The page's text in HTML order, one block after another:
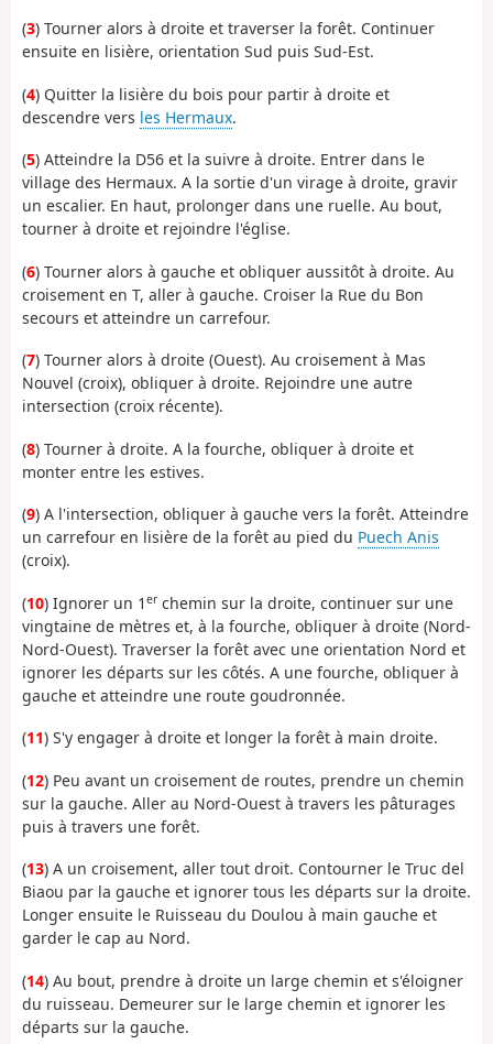
(3) Tourner alors à droite et traverser la forêt. Continuer
ensuite en lisière, orientation Sud puis Sud-Est.
(4) Quitter la lisière du bois pour partir à droite et
descendre vers les Hermaux.
(5) Atteindre la D56 et la suivre à droite. Entrer dans le
village des Hermaux. A la sortie d'un virage à droite, gravir
un escalier. En haut, prolonger dans une ruelle. Au bout,
tourner à droite et rejoindre l'église.
(6) Tourner alors à gauche et obliquer aussitôt à droite. Au
croisement en T, aller à gauche. Croiser la Rue du Bon
secours et atteindre un carrefour.
(7) Tourner alors à droite (Ouest). Au croisement à Mas
Nouvel (croix), obliquer à droite. Rejoindre une autre
intersection (croix récente).
(8) Tourner à droite. A la fourche, obliquer à droite et
monter entre les estives.
(9) A l'intersection, obliquer à gauche vers la forêt. Atteindre
un carrefour en lisière de la forêt au pied du Puech Anis
(croix).
(10) Ignorer un 1 er chemin sur la droite, continuer sur une
vingtaine de mètres et, à la fourche, obliquer à droite (Nord-
Nord-Ouest). Traverser la forêt avec une orientation Nord et
ignorer les départs sur les côtés. A une fourche, obliquer à
gauche et atteindre une route goudronnée.
(11) S'y engager à droite et longer la forêt à main droite.
(12) Peu avant un croisement de routes, prendre un chemin
sur la gauche. Aller au Nord-Ouest à travers les pâturages
puis à travers une forêt.
(13) A un croisement, aller tout droit. Contourner le Truc del
Biaou par la gauche et ignorer tous les départs sur la droite.
Longer ensuite le Ruisseau du Doulou à main gauche et
garder le cap au Nord.
(14) Au bout, prendre à droite un large chemin et s'éloigner
du ruisseau. Demeurer sur le large chemin et ignorer les
départs sur la gauche.